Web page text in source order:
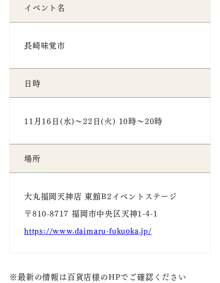
イベント名
長崎味覚市
日時
11月16日(水)～22日(火) 10時〜20時
場所
大丸福岡天神店 東館B2イベントステージ
〒810-8717 福岡市中央区天神1-4-1
https://www.daimaru-fukuoka.jp/
※最新の情報は百貨店様のHPでご確認ください